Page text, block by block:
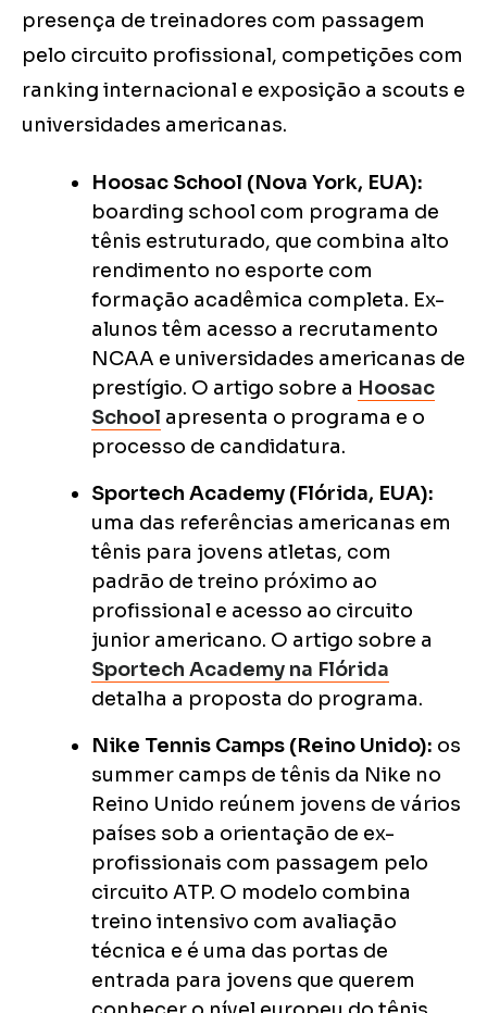
presença de treinadores com passagem
pelo circuito profissional, competições com
ranking internacional e exposição a scouts e
universidades americanas.
Hoosac School (Nova York, EUA):
boarding school com programa de
tênis estruturado, que combina alto
rendimento no esporte com
formação acadêmica completa. Ex-
alunos têm acesso a recrutamento
NCAA e universidades americanas de
prestígio. O artigo sobre a Hoosac
School apresenta o programa e o
processo de candidatura.
Sportech Academy (Flórida, EUA):
uma das referências americanas em
tênis para jovens atletas, com
padrão de treino próximo ao
profissional e acesso ao circuito
junior americano. O artigo sobre a
Sportech Academy na Flórida
detalha a proposta do programa.
Nike Tennis Camps (Reino Unido): os
summer camps de tênis da Nike no
Reino Unido reúnem jovens de vários
países sob a orientação de ex-
profissionais com passagem pelo
circuito ATP. O modelo combina
treino intensivo com avaliação
técnica e é uma das portas de
entrada para jovens que querem